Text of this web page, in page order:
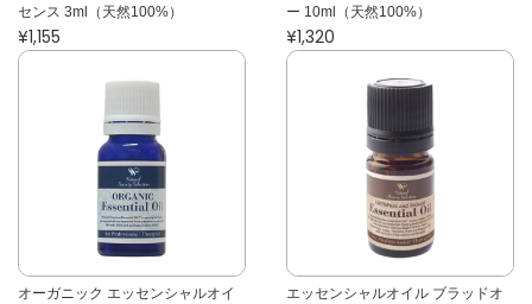
センス 3ml（天然100%）
¥1,155
ー 10ml（天然100%）
¥1,320
オーガニック エッセンシャルオイ
エッセンシャルオイル ブラッドオ